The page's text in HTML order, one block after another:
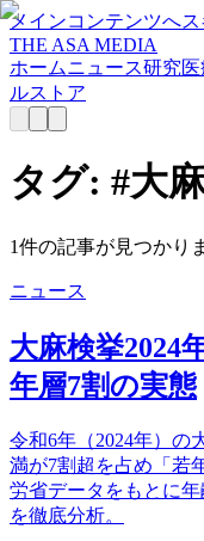
メインコンテンツへ
THE ASA MEDIA
ホームニュース研究
ルストア
タグ: #大
1件の記事が見つかり
ニュース
大麻検挙2024
年層7割の実態
令和6年（2024年）の
満が7割超を占め「若
労省データをもとに
を徹底分析。